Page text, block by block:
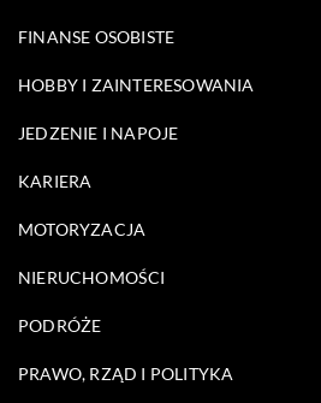
FINANSE OSOBISTE
HOBBY I ZAINTERESOWANIA
JEDZENIE I NAPOJE
KARIERA
MOTORYZACJA
NIERUCHOMOŚCI
PODRÓŻE
PRAWO, RZĄD I POLITYKA